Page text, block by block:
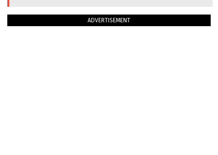
ADVERTISEMENT